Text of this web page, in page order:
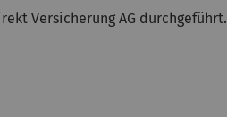
Versicherung AG durchgeführt.